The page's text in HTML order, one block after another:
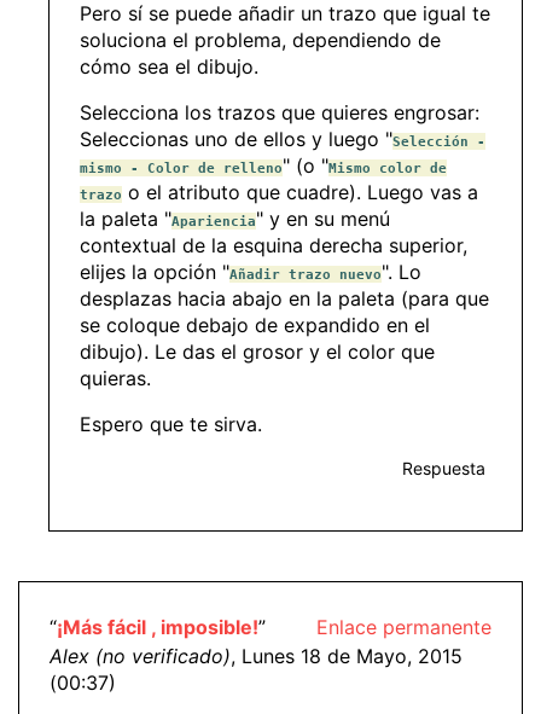
Pero sí se puede añadir un trazo que igual te
soluciona el problema, dependiendo de
cómo sea el dibujo.
Selecciona los trazos que quieres engrosar:
Seleccionas uno de ellos y luego "Selección -
mismo - Color de relleno" (o "Mismo color de
trazo o el atributo que cuadre). Luego vas a
la paleta "Apariencia" y en su menú
contextual de la esquina derecha superior,
elijes la opción "Añadir trazo nuevo". Lo
desplazas hacia abajo en la paleta (para que
se coloque debajo de expandido en el
dibujo). Le das el grosor y el color que
quieras.
Espero que te sirva.
Respuesta
Enlace permanente
“¡Más fácil , imposible!”
Alex (no verificado), Lunes 18 de Mayo, 2015
(00:37)